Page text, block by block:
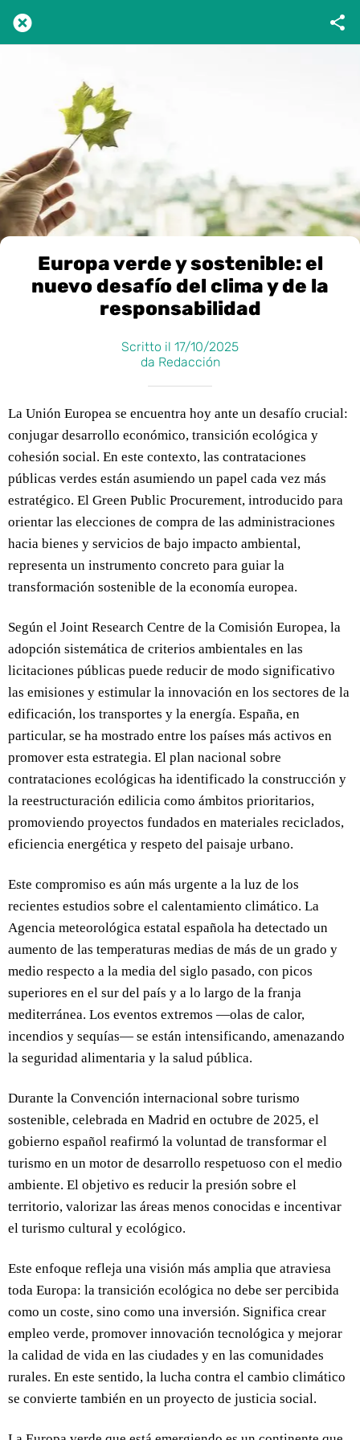
Europa verde y sostenible: el
nuevo desafío del clima y de la
responsabilidad
Scritto il 17/10/2025
da Redacción
La Unión Europea se encuentra hoy ante un desafío crucial:
conjugar desarrollo económico, transición ecológica y
cohesión social. En este contexto, las contrataciones
públicas verdes están asumiendo un papel cada vez más
estratégico. El Green Public Procurement, introducido para
orientar las elecciones de compra de las administraciones
hacia bienes y servicios de bajo impacto ambiental,
representa un instrumento concreto para guiar la
transformación sostenible de la economía europea.
Según el Joint Research Centre de la Comisión Europea, la
adopción sistemática de criterios ambientales en las
licitaciones públicas puede reducir de modo significativo
las emisiones y estimular la innovación en los sectores de la
edificación, los transportes y la energía. España, en
particular, se ha mostrado entre los países más activos en
promover esta estrategia. El plan nacional sobre
contrataciones ecológicas ha identificado la construcción y
la reestructuración edilicia como ámbitos prioritarios,
promoviendo proyectos fundados en materiales reciclados,
eficiencia energética y respeto del paisaje urbano.
Este compromiso es aún más urgente a la luz de los
recientes estudios sobre el calentamiento climático. La
Agencia meteorológica estatal española ha detectado un
aumento de las temperaturas medias de más de un grado y
medio respecto a la media del siglo pasado, con picos
superiores en el sur del país y a lo largo de la franja
mediterránea. Los eventos extremos —olas de calor,
incendios y sequías— se están intensificando, amenazando
la seguridad alimentaria y la salud pública.
Durante la Convención internacional sobre turismo
sostenible, celebrada en Madrid en octubre de 2025, el
gobierno español reafirmó la voluntad de transformar el
turismo en un motor de desarrollo respetuoso con el medio
ambiente. El objetivo es reducir la presión sobre el
territorio, valorizar las áreas menos conocidas e incentivar
el turismo cultural y ecológico.
Este enfoque refleja una visión más amplia que atraviesa
toda Europa: la transición ecológica no debe ser percibida
como un coste, sino como una inversión. Significa crear
empleo verde, promover innovación tecnológica y mejorar
la calidad de vida en las ciudades y en las comunidades
rurales. En este sentido, la lucha contra el cambio climático
se convierte también en un proyecto de justicia social.